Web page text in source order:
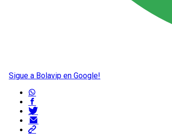
Sigue a Bolavip en Google!